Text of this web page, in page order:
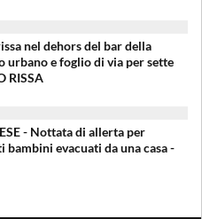
nel dehors del bar della
urbano e foglio di via per sette
RISSA
- Nottata di allerta per
bambini evacuati da una casa -